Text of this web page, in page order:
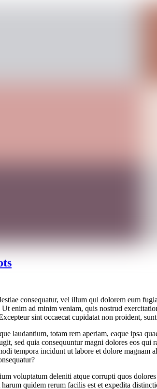
consequatur, vel illum qui dolorem eum
enim ad minim veniam, quis nostrud
sint occaecat cupidatat non proident,
laudantium, totam rem aperiam, eaque ipsa
sed quia consequuntur magni dolores eos
tempora incidunt ut labore et dolore
voluptatum deleniti atque corrupti quos
quidem rerum facilis est et expedita